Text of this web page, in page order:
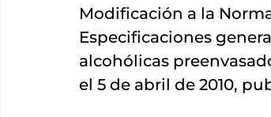
Modificación a la
Especificaciones
alcohólicas
el 5 de abril de 2010,